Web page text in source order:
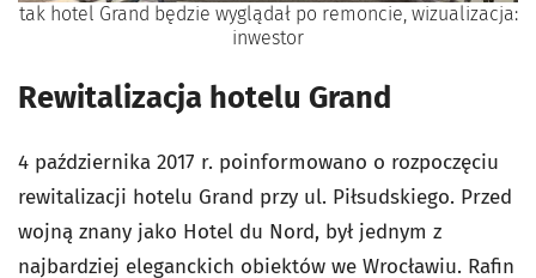
tak hotel Grand będzie wyglądał po remoncie, wizualizacja:
inwestor
Rewitalizacja hotelu Grand
4 października 2017 r. poinformowano o rozpoczęciu
rewitalizacji hotelu Grand przy ul. Piłsudskiego. Przed
wojną znany jako Hotel du Nord, był jednym z
najbardziej eleganckich obiektów we Wrocławiu. Rafin